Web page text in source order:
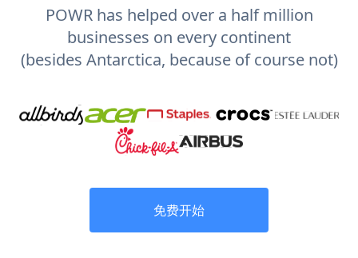
POWR has helped over a half million
businesses on every continent
(besides Antarctica, because of course not)
免费开始